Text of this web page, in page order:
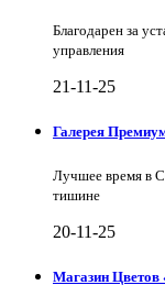
Благодарен за
управления
21-11-25
Галерея
Лучшее время в
тишине
20-11-25
Магазин Цветов